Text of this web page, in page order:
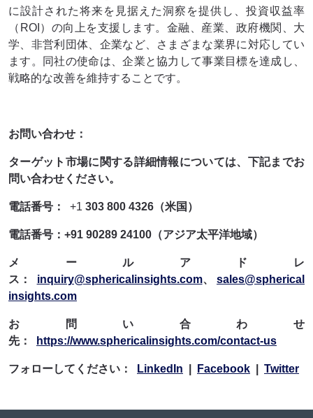
に設計された将来を見据えた洞察を提供し、投資収益率
（ROI）の向上を支援します。金融、産業、政府機関、大
学、非営利団体、企業など、さまざまな業界に対応してい
ます。同社の使命は、企業と協力して事業目標を達成し、
戦略的な改善を維持することです。
お問い合わせ：
ターゲット市場に関する詳細情報については、下記までお
問い合わせください。
電話番号： +1 303 800 4326（米国）
電話番号：+91 90289 24100（アジア太平洋地域）
メールアドレ
ス： inquiry@sphericalinsights.com、
sales@spherical
insights.com
お問い合わせ
先：
https://www.sphericalinsights.com/contact-us
フォローしてください： LinkedIn Facebook Twitter